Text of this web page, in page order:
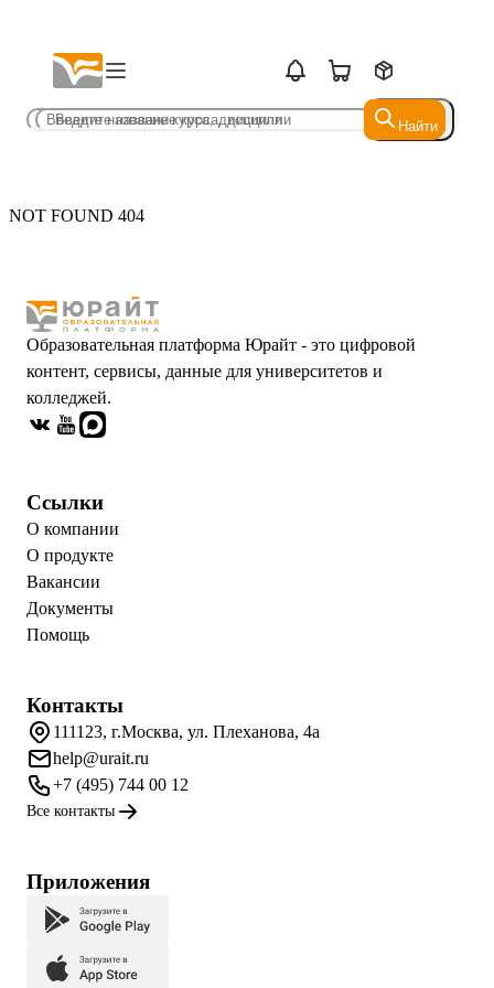
Найти
Найти
NOT FOUND 404
Образовательная платформа Юрайт - это цифровой
контент, сервисы, данные для университетов и
колледжей.
Ссылки
О компании
О продукте
Вакансии
Документы
Помощь
Контакты
111123, г.Москва, ул. Плеханова, 4а
help@urait.ru
+7 (495) 744 00 12
Все контакты
Приложения